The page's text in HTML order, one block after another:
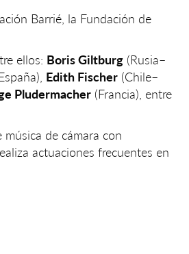
Barrié, la Fundación de
ellos: Boris Giltburg (Rusia–
Edith Fischer (Chile–
Pludermacher (Francia), entre
de cámara con
actuaciones frecuentes en